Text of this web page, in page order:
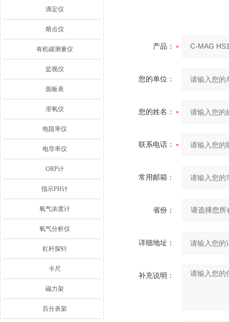
滴定仪
熔点仪
有机碳测量仪
监视仪
面板表
溶氧仪
电阻率仪
电导率仪
ORP计
指示PH计
氧气浓度计
氧气分析仪
杠杆探针
卡尺
磁力架
百分表架
产品：
您的单位：
您的姓名：
联系电话：
常用邮箱：
省份：
详细地址：
补充说明：